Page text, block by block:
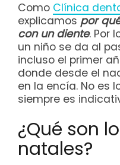
Como Clínica
explicamos por
con un diente. Por
un niño se da al
incluso el primer
donde desde el
en la encía. No es
siempre es
¿Qué son
natales?